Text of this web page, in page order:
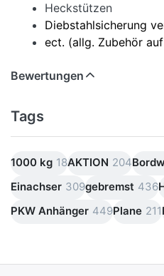
Heckstützen
Diebstahlsicherung
ect. (allg. Zubehör
Bewertungen
Tags
1000 kg 18AKTION 204
Einachser 309gebremst 436
PKW Anhänger 449Plane 211